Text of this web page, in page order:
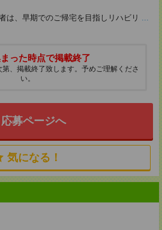
は、早期でのご帰宅を目指しリハビリ ...
った時点で掲載終了
、掲載終了致します。予めご理解くださ
い。
応募ページへ
気になる！